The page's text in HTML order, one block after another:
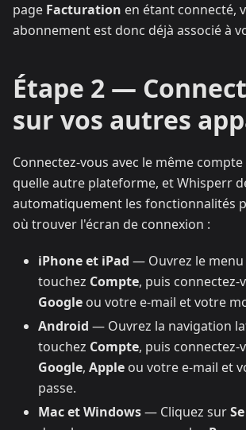
page Facturation en étant connecté,
abonnement est donc déjà associé à
Étape 2 —
sur vos autres
Connectez-vous avec le même
quelle autre plateforme, et Whisperr
automatiquement les fonctionnalités
où trouver l'écran de connexion :
iPhone et iPad — Ouvrez le
touchez Compte, puis connectez-
Google ou votre e-mail et votre
Android — Ouvrez la navigation
touchez Compte, puis connectez-
Google, Apple ou votre e-mail et
passe.
Mac et Windows— Cliquez sur